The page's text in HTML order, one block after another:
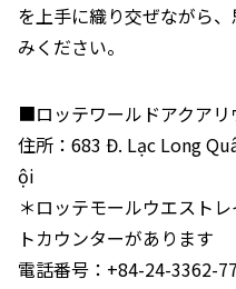
を上手に織り交ぜながら
みください。
■ロッテワールドアクアリ
住所：683 Đ. Lạc Long
ội
＊ロッテモールウエスト
トカウンターがあります
電話番号：+84-24-3362-